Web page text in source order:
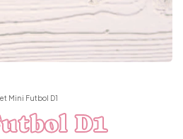
Mini Futbol D1
D1